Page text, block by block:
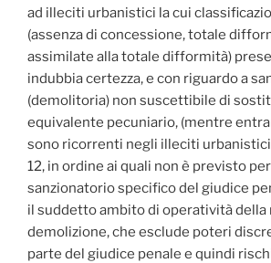
ad illeciti urbanistici la cui
(assenza di concessione, totale
assimilate alla totale difformità)
indubbia certezza, e con riguardo a
(demolitoria) non suscettibile di
equivalente pecuniario, (mentre
sono ricorrenti negli illeciti urbanistici
12, in ordine ai quali non è previsto
sanzionatorio specifico del giudice
il suddetto ambito di operatività della
demolizione, che esclude poteri
parte del giudice penale e quindi